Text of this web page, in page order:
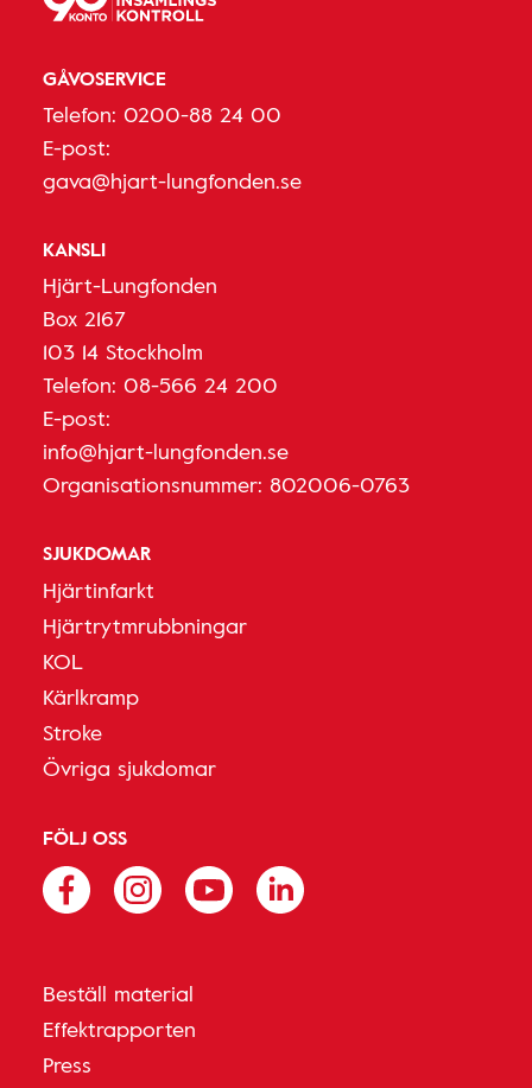
GÅVOSERVICE
Telefon: 0200-88 24 00
E-post:
gava@hjart-lungfonden.se
KANSLI
Hjärt-Lungfonden
Box 2167
103 14 Stockholm
Telefon: 08-566 24 200
E-post:
info@hjart-lungfonden.se
Organisationsnummer: 802006-0763
SJUKDOMAR
Hjärtinfarkt
Hjärtrytmrubbningar
KOL
Kärlkramp
Stroke
Övriga sjukdomar
FÖLJ OSS
Beställ material
Effektrapporten
Press